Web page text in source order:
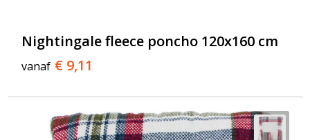
Nightingale fleece poncho 120x160 cm
vanaf € 9,11